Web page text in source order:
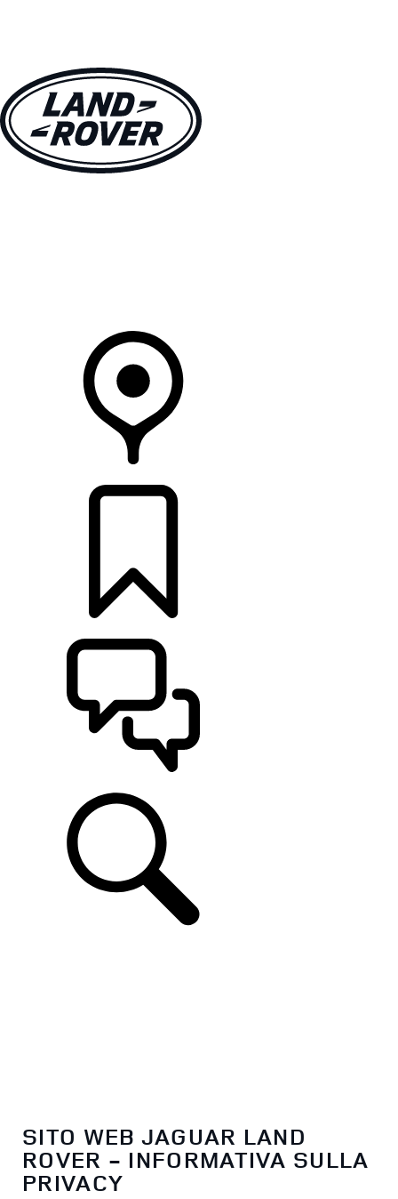
SITO WEB JAGUAR LAND
ROVER - INFORMATIVA SULLA
PRIVACY